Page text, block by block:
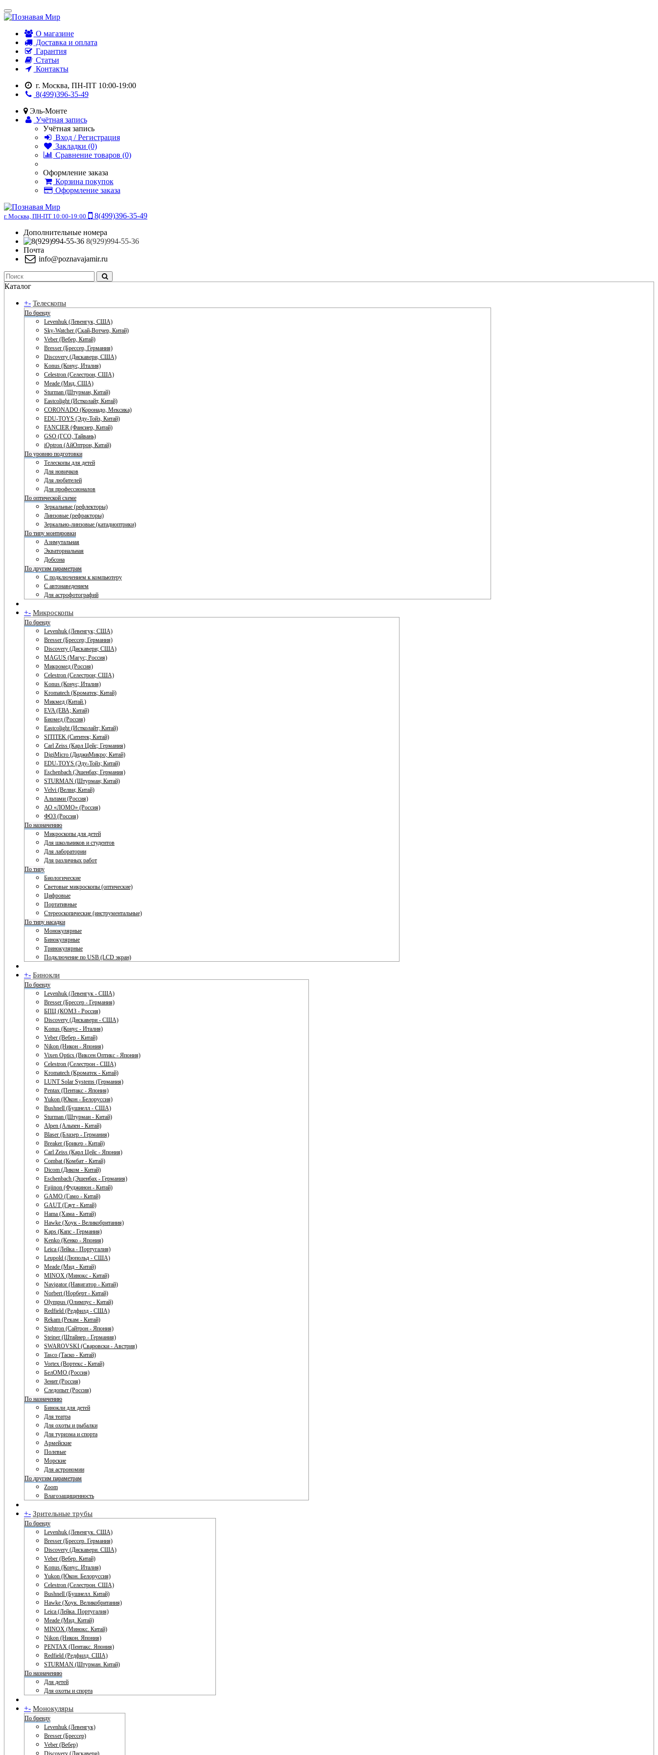
О магазине
Доставка и оплата
Гарантия
Статьи
Контакты
г. Москва, ПН-ПТ 10:00-19:00
8(499)396-35-49
Эль-Монте
Учётная запись
Учётная запись
Вход / Регистрация
Закладки (0)
Сравнение товаров (0)
Оформление заказа
Корзина покупок
Оформление заказа
г. Москва, ПН-ПТ 10:00-19:00
8(499)396-35-49
Дополнительные номера
8(929)994-55-36
Почта
info@poznavajamir.ru
Каталог
+- Телескопы
По бренду
Levenhuk (Левенгук, США)
Sky-Watcher (Скай-Вотчер, Китай)
Veber (Вебер, Китай)
Bresser (Брессер, Германия)
Discovery (Дискавери, США)
Konus (Конус, Италия)
Celestron (Селестрон, США)
Meade (Мид, США)
Sturman (Штурман, Китай)
Eastcolight (Истколайт, Китай)
CORONADO (Коронадо, Мексика)
EDU-TOYS (Эду-Тойз, Китай)
FANCIER (Фансиер, Китай)
GSO (ГСО, Тайвань)
iOptron (АйОптрон, Китай)
По уровню подготовки
Телескопы для детей
Для новичков
Для любителей
Для профессионалов
По оптической схеме
Зеркальные (рефлекторы)
Линзовые (рефракторы)
Зеркально-линзовые (катадиоптрики)
По типу монтировки
Азимутальная
Экваториальная
Добсона
По другим параметрам
С подключением к компьютеру
С автонаведением
Для астрофотографий
+- Микроскопы
По бренду
Levenhuk (Левенгук; США)
Bresser (Брессер; Германия)
Discovery (Дискавери; США)
MAGUS (Магус; Россия)
Микромед (Россия)
Celestron (Селестрон; США)
Konus (Конус; Италия)
Kromatech (Кроматек; Китай)
Микмед (Китай.)
EVA (ЕВА; Китай)
Биомед (Россия)
Eastcolight (Истколайт; Китай)
SITITEK (Сититек; Китай)
Carl Zeiss (Карл Цейс; Германия)
DigiMicro (ДиджиМикро; Китай)
EDU-TOYS (Эду-Тойз; Китай)
Eschenbach (Эшенбах; Германия)
STURMAN (Штурман; Китай)
Velvi (Велви; Китай)
Альтами (Россия)
АО «ЛОМО» (Россия)
ФОЗ (Россия)
По назначению
Микроскопы для детей
Для школьников и студентов
Для лаборатории
Для различных работ
По типу
Биологические
Световые микроскопы (оптические)
Цифровые
Портативные
Стереоскопические (инструментальные)
По типу насадки
Монокулярные
Бинокулярные
Тринокулярные
Подключение по USB (LCD экран)
+- Бинокли
По бренду
Levenhuk (Левенгук - США)
Bresser (Брессер - Германия)
БПЦ (КОМЗ - Россия)
Discovery (Дискавери - США)
Konus (Конус - Италия)
Veber (Вебер - Китай)
Nikon (Никон - Япония)
Vixen Optics (Виксен Оптикс - Япония)
Celestron (Селестрон - США)
Kromatech (Кроматек - Китай)
LUNT Solar Systems (Германия)
Pentax (Пентакс - Япония)
Yukon (Юкон - Белоруссия)
Bushnell (Бушнелл - США)
Sturman (Штурман - Китай)
Alpen (Альпен - Китай)
Blaser (Блазер - Германия)
Breaker (Брикер - Китай)
Carl Zeiss (Карл Цейс - Япония)
Combat (Комбат - Китай)
Dicom (Диком - Китай)
Eschenbach (Эшенбах - Германия)
Fujinon (Фуджинон - Китай)
GAMO (Гамо - Китай)
GAUT (Гаут - Китай)
Hama (Хама - Китай)
Hawke (Хоук - Великобритания)
Kaps (Капс - Германия)
Kenko (Кенко - Япония)
Leica (Лейка - Португалия)
Leupold (Люпольд - США)
Meade (Мид - Китай)
MINOX (Минокс - Китай)
Navigator (Навигатор - Китай)
Norbert (Норберт - Китай)
Olympus (Олимпус - Китай)
Redfield (Редфилд - США)
Rekam (Рекам - Китай)
Sightron (Сайтрон - Япония)
Steiner (Штайнер - Германия)
SWAROVSKI (Сваровски - Австрия)
Tasco (Таско - Китай)
Vortex (Вортекс - Китай)
БелОМО (Россия)
Зенит (Россия)
Следопыт (Россия)
По назначению
Бинокли для детей
Для театра
Для охоты и рыбалки
Для туризма и спорта
Армейские
Полевые
Морские
Для астрономии
По другим параметрам
Zoom
Влагозащищенность
+- Зрительные трубы
По бренду
Levenhuk (Левенгук. США)
Bresser (Брессер. Германия)
Discovery (Дискавери. США)
Veber (Вебер. Китай)
Konus (Конус. Италия)
Yukon (Юкон. Белоруссия)
Celestron (Селестрон. США)
Bushnell (Бушнелл. Китай)
Hawke (Хоук. Великобритания)
Leica (Лейка. Португалия)
Meade (Мид. Китай)
MINOX (Минокс. Китай)
Nikon (Никон. Япония)
PENTAX (Пентакс. Япония)
Redfield (Редфилд. США)
STURMAN (Штурман. Китай)
По назначению
Для детей
Для охоты и спорта
+- Монокуляры
По бренду
Levenhuk (Левенгук)
Bresser (Брессер)
Veber (Вебер)
Discovery (Дискавери)